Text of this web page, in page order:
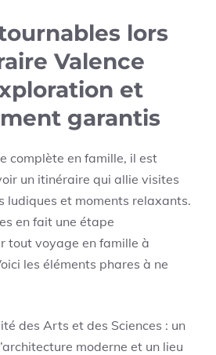
lors
Valence
et
garantis
complète en famille, il est
un itinéraire qui allie visites
ludiques et moments relaxants.
en fait une étape
tout voyage en famille à
les éléments phares à ne
des Arts et des Sciences : un
moderne et un lieu